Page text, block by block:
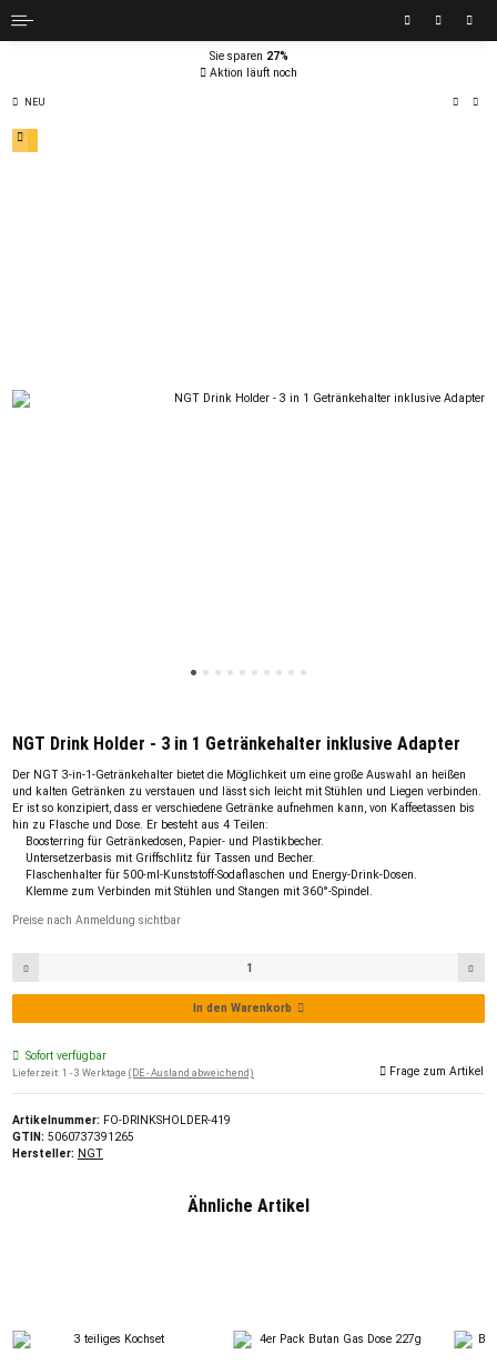
Sie sparen 27%
Aktion läuft noch
NEU
NGT Drink Holder - 3 in 1 Getränkehalter inklusive Adapter
Der NGT 3-in-1-Getränkehalter bietet die Möglichkeit um eine große Auswahl an heißen
und kalten Getränken zu verstauen und lässt sich leicht mit Stühlen und Liegen verbinden.
Er ist so konzipiert, dass er verschiedene Getränke aufnehmen kann, von Kaffeetassen bis
hin zu Flasche und Dose. Er besteht aus 4 Teilen:
Boosterring für Getränkedosen, Papier- und Plastikbecher.
Untersetzerbasis mit Griffschlitz für Tassen und Becher.
Flaschenhalter für 500-ml-Kunststoff-Sodaflaschen und Energy-Drink-Dosen.
Klemme zum Verbinden mit Stühlen und Stangen mit 360°-Spindel.
Preise nach Anmeldung sichtbar
In den Warenkorb
Sofort verfügbar
Lieferzeit: 1 - 3 Werktage (DE - Ausland abweichend) Frage zum Artikel
Artikelnummer: FO-DRINKSHOLDER-419
GTIN: 5060737391265
Hersteller: NGT
Ähnliche Artikel